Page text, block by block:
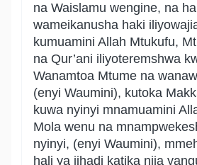
na Waislamu wengine, na
wameikanusha haki
kumuamini Allah Mtukufu,
na Qur’ani iliyoteremshwa
Wanamtoa Mtume na
(enyi Waumini), kutoka
kuwa nyinyi mnamuamini
Mola wenu na
nyinyi, (enyi Waumini),
hali ya jihadi katika njia